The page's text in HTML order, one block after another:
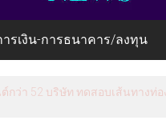
ารเงิน-การธนาคาร/ลงทุน
กว่า 52 บริษัท ทดสอบเส้นทาง